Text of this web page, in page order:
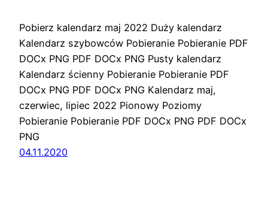
Pobierz kalendarz maj 2022 Duży kalendarz
Kalendarz szybowców Pobieranie Pobieranie PDF
DOCx PNG PDF DOCx PNG Pusty kalendarz
Kalendarz ścienny Pobieranie Pobieranie PDF
DOCx PNG PDF DOCx PNG Kalendarz maj,
czerwiec, lipiec 2022 Pionowy Poziomy
Pobieranie Pobieranie PDF DOCx PNG PDF DOCx
PNG
04.11.2020